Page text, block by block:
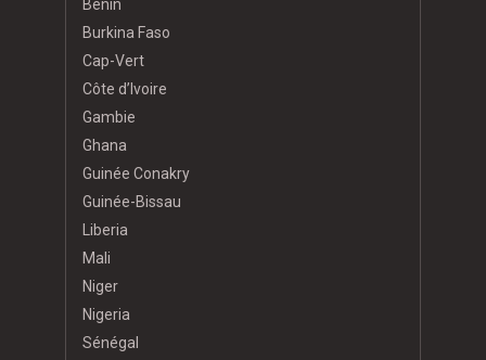
Bénin
Burkina Faso
Cap-Vert
Côte d’Ivoire
Gambie
Ghana
Guinée Conakry
Guinée-Bissau
Liberia
Mali
Niger
Nigeria
Sénégal